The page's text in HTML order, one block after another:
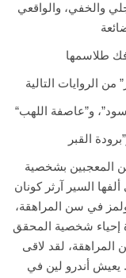
والخفي، والواقعي
طلاسمها
الروايات التالية
السير آرثر كونان
في سن المراهقة،
إحياء شخصية المحقق
لقد لاقى
يعيش أندرو لين في